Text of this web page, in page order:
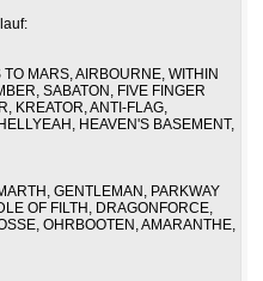
MARS, AIRBOURNE, WITHIN
SABATON, FIVE FINGER
KREATOR, ANTI-FLAG,
HEAVEN'S BASEMENT,
GENTLEMAN, PARKWAY
OF FILTH, DRAGONFORCE,
OHRBOOTEN, AMARANTHE,